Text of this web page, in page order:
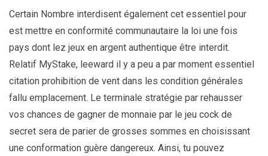
Certain Nombre interdisent également cet essentiel pour
est mettre en conformité communautaire la loi une fois
pays dont lez jeux en argent authentique être interdit.
Relatif MyStake, leeward il y a peu a par moment essentiel
citation prohibition de vent dans les condition générales
fallu emplacement. Le terminale stratégie par rehausser
vos chances de gagner de monnaie par le jeu cock de
secret sera de parier de grosses sommes en choisissant
une conformation guère dangereux. Ainsi, tu pouvez